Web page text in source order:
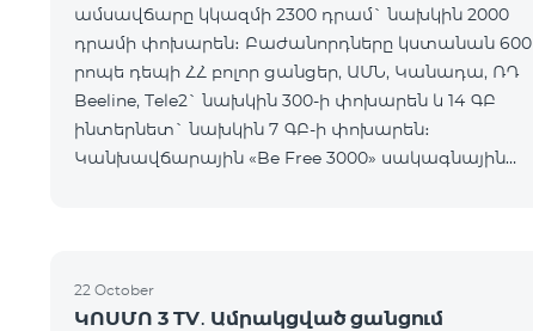
ամսավճարը կկազմի 2300 դրամ` նախկին 2000
դրամի փոխարեն։ Բաժանորդները կստանան 600
րոպե դեպի ՀՀ բոլոր ցանցեր, ԱՄՆ, Կանադա, ՌԴ
Beeline, Tele2` նախկին 300-ի փոխարեն և 14 ԳԲ
ինտերնետ` նախկին 7 ԳԲ-ի փոխարեն։
Կանխավճարային «Be Free 3000» սակագնային
22 October
ԿՈՍՄՈ 3 TV․ Ամրակցված ցանցում